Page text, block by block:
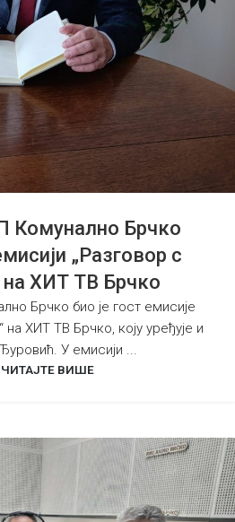
Комунално Брчко
„Разговор с
ХИТ ТВ Брчко
Брчко био је гост емисије
на ХИТ ТВ Брчко, коју уређује и
У емисији ...
ВИШЕ